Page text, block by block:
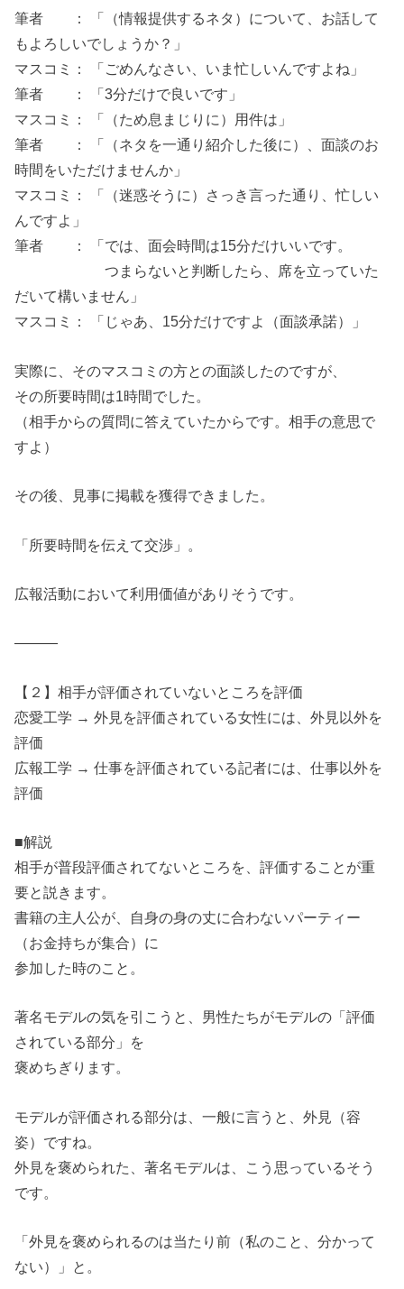
筆者 ： 「（情報提供するネタ）について、お話して
もよろしいでしょうか？」
マスコミ： 「ごめんなさい、いま忙しいんですよね」
筆者 ： 「3分だけで良いです」
マスコミ： 「（ため息まじりに）用件は」
筆者 ： 「（ネタを一通り紹介した後に）、面談のお
時間をいただけませんか」
マスコミ： 「（迷惑そうに）さっき言った通り、忙しい
んですよ」
筆者 ： 「では、面会時間は15分だけいいです。
つまらないと判断したら、席を立っていた
だいて構いません」
マスコミ： 「じゃあ、15分だけですよ（面談承諾）」
実際に、そのマスコミの方との面談したのですが、
その所要時間は1時間でした。
（相手からの質問に答えていたからです。相手の意思で
すよ）
その後、見事に掲載を獲得できました。
「所要時間を伝えて交渉」。
広報活動において利用価値がありそうです。
―――
【２】相手が評価されていないところを評価
恋愛工学 → 外見を評価されている女性には、外見以外を
評価
広報工学 → 仕事を評価されている記者には、仕事以外を
評価
■解説
相手が普段評価されてないところを、評価することが重
要と説きます。
書籍の主人公が、自身の身の丈に合わないパーティー
（お金持ちが集合）に
参加した時のこと。
著名モデルの気を引こうと、男性たちがモデルの「評価
されている部分」を
褒めちぎります。
モデルが評価される部分は、一般に言うと、外見（容
姿）ですね。
外見を褒められた、著名モデルは、こう思っているそう
です。
「外見を褒められるのは当たり前（私のこと、分かって
ない）」と。